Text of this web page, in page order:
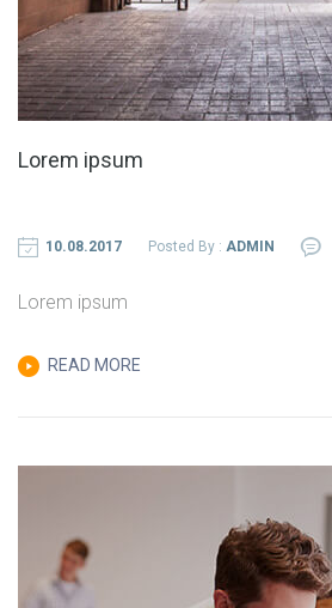
Lorem ipsum
10.08.2017 Posted By : ADMIN
Lorem ipsum
READ MORE